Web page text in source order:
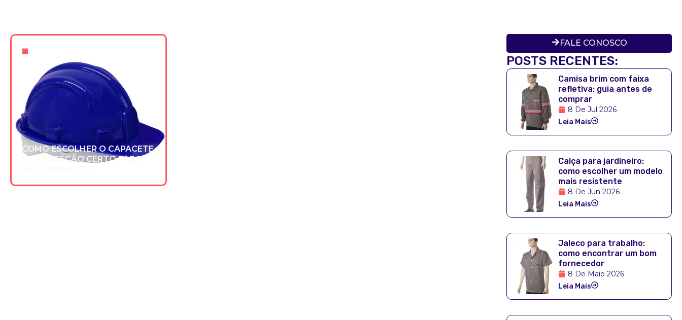
COMO ESCOLHER O CAPACETE
DE PROTEÇÃO CERTO PARA
FALE CONOSCO
POSTS RECENTES:
Camisa brim com faixa
refletiva: guia antes de
comprar
8 De Jul 2026
Leia Mais
Calça para jardineiro:
como escolher um modelo
mais resistente
8 De Jun 2026
Leia Mais
Jaleco para trabalho:
como encontrar um bom
fornecedor
8 De Maio 2026
Leia Mais